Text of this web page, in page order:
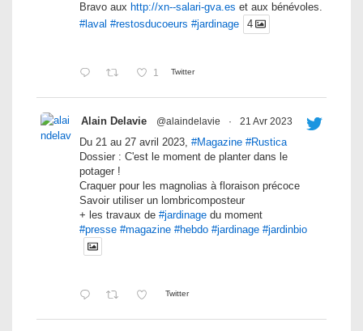
Bravo aux http://xn--salari-gva.es et aux bénévoles.
#laval #restosducoeurs #jardinage 4
1 Twitter
Alain Delavie @alaindelavie · 21 Avr 2023
Du 21 au 27 avril 2023, #Magazine #Rustica
Dossier : C'est le moment de planter dans le
potager !
Craquer pour les magnolias à floraison précoce
Savoir utiliser un lombricomposteur
+ les travaux de #jardinage du moment
#presse #magazine #hebdo #jardinage #jardinbio
Twitter